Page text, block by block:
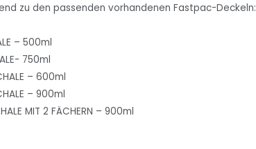
zu den passenden vorhandenen Fastpac-Deckeln:
– 500ml
750ml
– 600ml
– 900ml
MIT 2 FÄCHERN – 900ml